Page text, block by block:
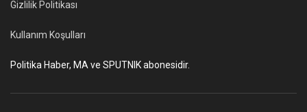
Gizlilik Politikası
Kullanım Koşulları
Politika Haber, MA ve SPUTNIK abonesidir.